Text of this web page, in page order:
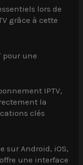
lors de
grâce à cette
pour une
IPTV,
la
clés
sur Android, iOS,
une interface